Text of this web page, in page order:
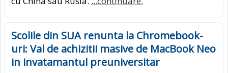
Scolile din SUA renunta la Chromebook-
uri: Val de achizitii masive de MacBook Neo
in invatamantul preuniversitar